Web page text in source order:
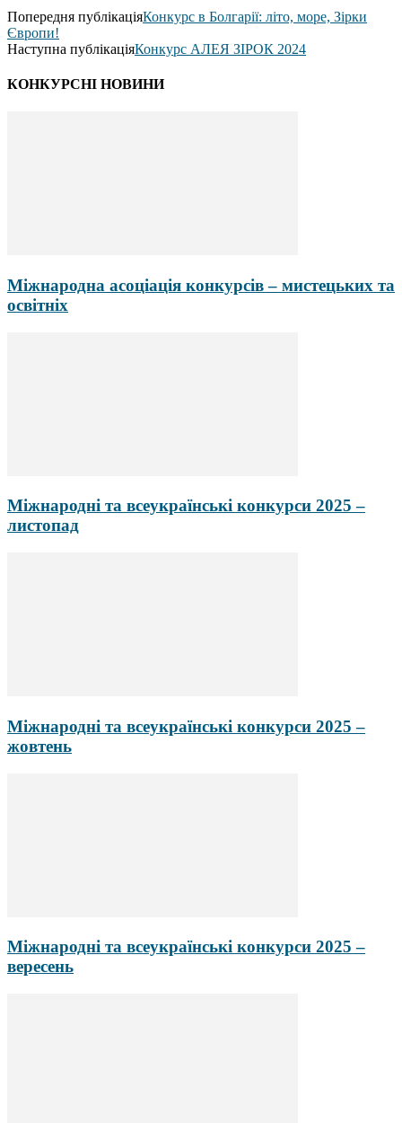
Попередня публікаціяКонкурс в Болгарії: літо, море, Зірки
Європи!
Наступна публікаціяКонкурс АЛЕЯ ЗІРОК 2024
КОНКУРСНІ НОВИНИ
Міжнародна асоціація конкурсів – мистецьких та
освітніх
Міжнародні та всеукраїнські конкурси 2025 –
листопад
Міжнародні та всеукраїнські конкурси 2025 –
жовтень
Міжнародні та всеукраїнські конкурси 2025 –
вересень